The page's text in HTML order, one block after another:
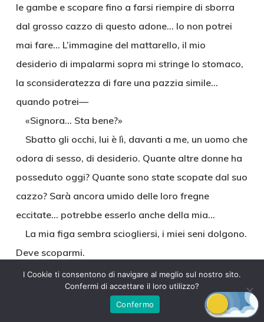
le gambe e scopare fino a farsi riempire di sborra
dal grosso cazzo di questo adone… Io non potrei
mai fare… L’immagine del mattarello, il mio
desiderio di impalarmi sopra mi stringe lo stomaco,
la sconsideratezza di fare una pazzia simile…
quando potrei—
«Signora… Sta bene?»
Sbatto gli occhi, lui è lì, davanti a me, un uomo che
odora di sesso, di desiderio. Quante altre donne ha
posseduto oggi? Quante sono state scopate dal suo
cazzo? Sarà ancora umido delle loro fregne
eccitate… potrebbe esserlo anche della mia…
La mia figa sembra sciogliersi, i miei seni dolgono.
Deve scoparmi.
Giorgio è in Svizzera, a lavorare. Non saprà nulla.
Se mi faccio scopare qui, adesso, la mia fame di
cazzo sarà sazia fino a quando tornerà mio
I Cookie ti consentono di navigare al meglio sul nostro sito.
Confermi di accettare il loro utilizzo?
Confermo